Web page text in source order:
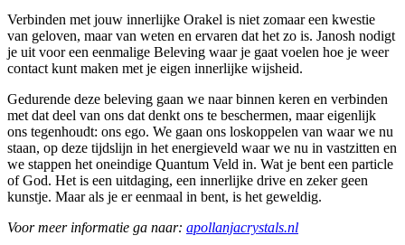
Verbinden met jouw innerlijke Orakel is niet zomaar een kwestie
van geloven, maar van weten en ervaren dat het zo is. Janosh nodigt
je uit voor een eenmalige Beleving waar je gaat voelen hoe je weer
contact kunt maken met je eigen innerlijke wijsheid.
Gedurende deze beleving gaan we naar binnen keren en verbinden
met dat deel van ons dat denkt ons te beschermen, maar eigenlijk
ons tegenhoudt: ons ego. We gaan ons loskoppelen van waar we nu
staan, op deze tijdslijn in het energieveld waar we nu in vastzitten en
we stappen het oneindige Quantum Veld in. Wat je bent een particle
of God. Het is een uitdaging, een innerlijke drive en zeker geen
kunstje. Maar als je er eenmaal in bent, is het geweldig.
Voor meer informatie ga naar: apollanjacrystals.nl